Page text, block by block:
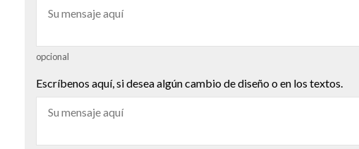
opcional
Escríbenos aquí, si desea algún cambio de diseño o en los textos.